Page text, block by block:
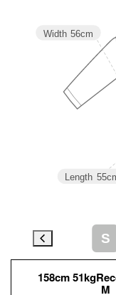
158cm
M
Length
Width 56cm
S